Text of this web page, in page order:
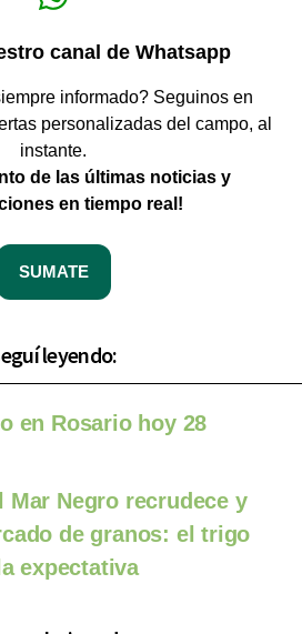
canal de Whatsapp
informado? Seguinos en
personalizadas del campo, al
instante.
de las últimas noticias y
en tiempo real!
SUMATE
leyendo:
en Rosario hoy 28
Mar Negro recrudece y
de granos: el trigo
expectativa